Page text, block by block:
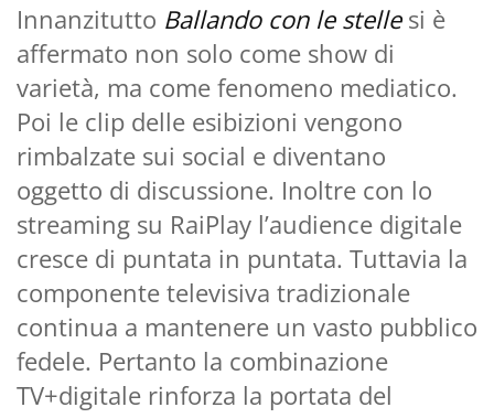
Innanzitutto Ballando con le stellesi è
affermato non solo come show di
varietà, ma come fenomeno mediatico.
Poi le clip delle esibizioni vengono
rimbalzate sui social e diventano
oggetto di discussione. Inoltre con lo
streaming su RaiPlay l’audience digitale
cresce di puntata in puntata. Tuttavia la
componente televisiva tradizionale
continua a mantenere un vasto pubblico
fedele. Pertanto la combinazione
TV+digitale rinforza la portata del